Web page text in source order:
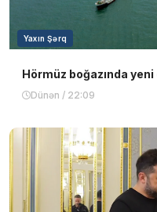
Yaxın Şərq
Hörmüz boğazında
Dünən / 22:09